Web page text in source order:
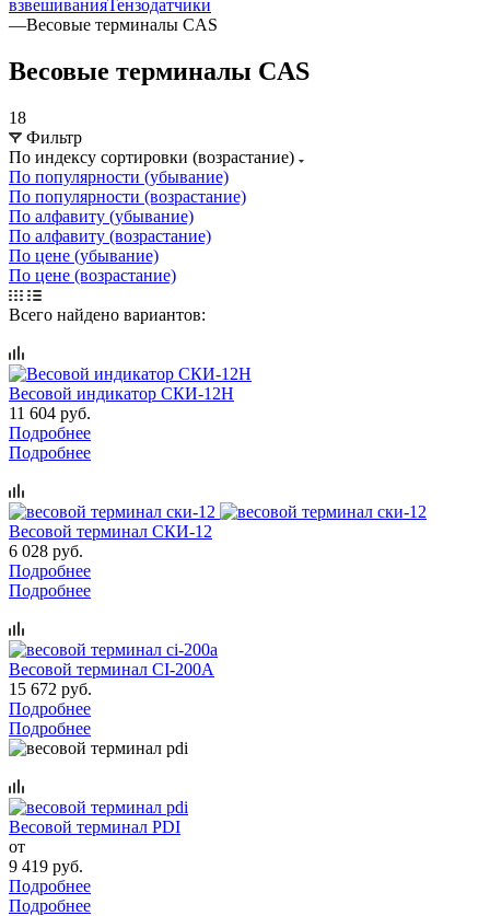
взвешиванияТензодатчики
—Весовые терминалы CAS
Весовые терминалы CAS
18
Фильтр
По индексу сортировки (возрастание)
По популярности (убывание)
По популярности (возрастание)
По алфавиту (убывание)
По алфавиту (возрастание)
По цене (убывание)
По цене (возрастание)
Всего найдено вариантов:
Весовой индикатор СКИ-12Н
11 604 руб.
Подробнее
Подробнее
Весовой терминал СКИ-12
6 028 руб.
Подробнее
Подробнее
Весовой терминал CI-200A
15 672 руб.
Подробнее
Подробнее
Весовой терминал PDI
от
9 419 руб.
Подробнее
Подробнее